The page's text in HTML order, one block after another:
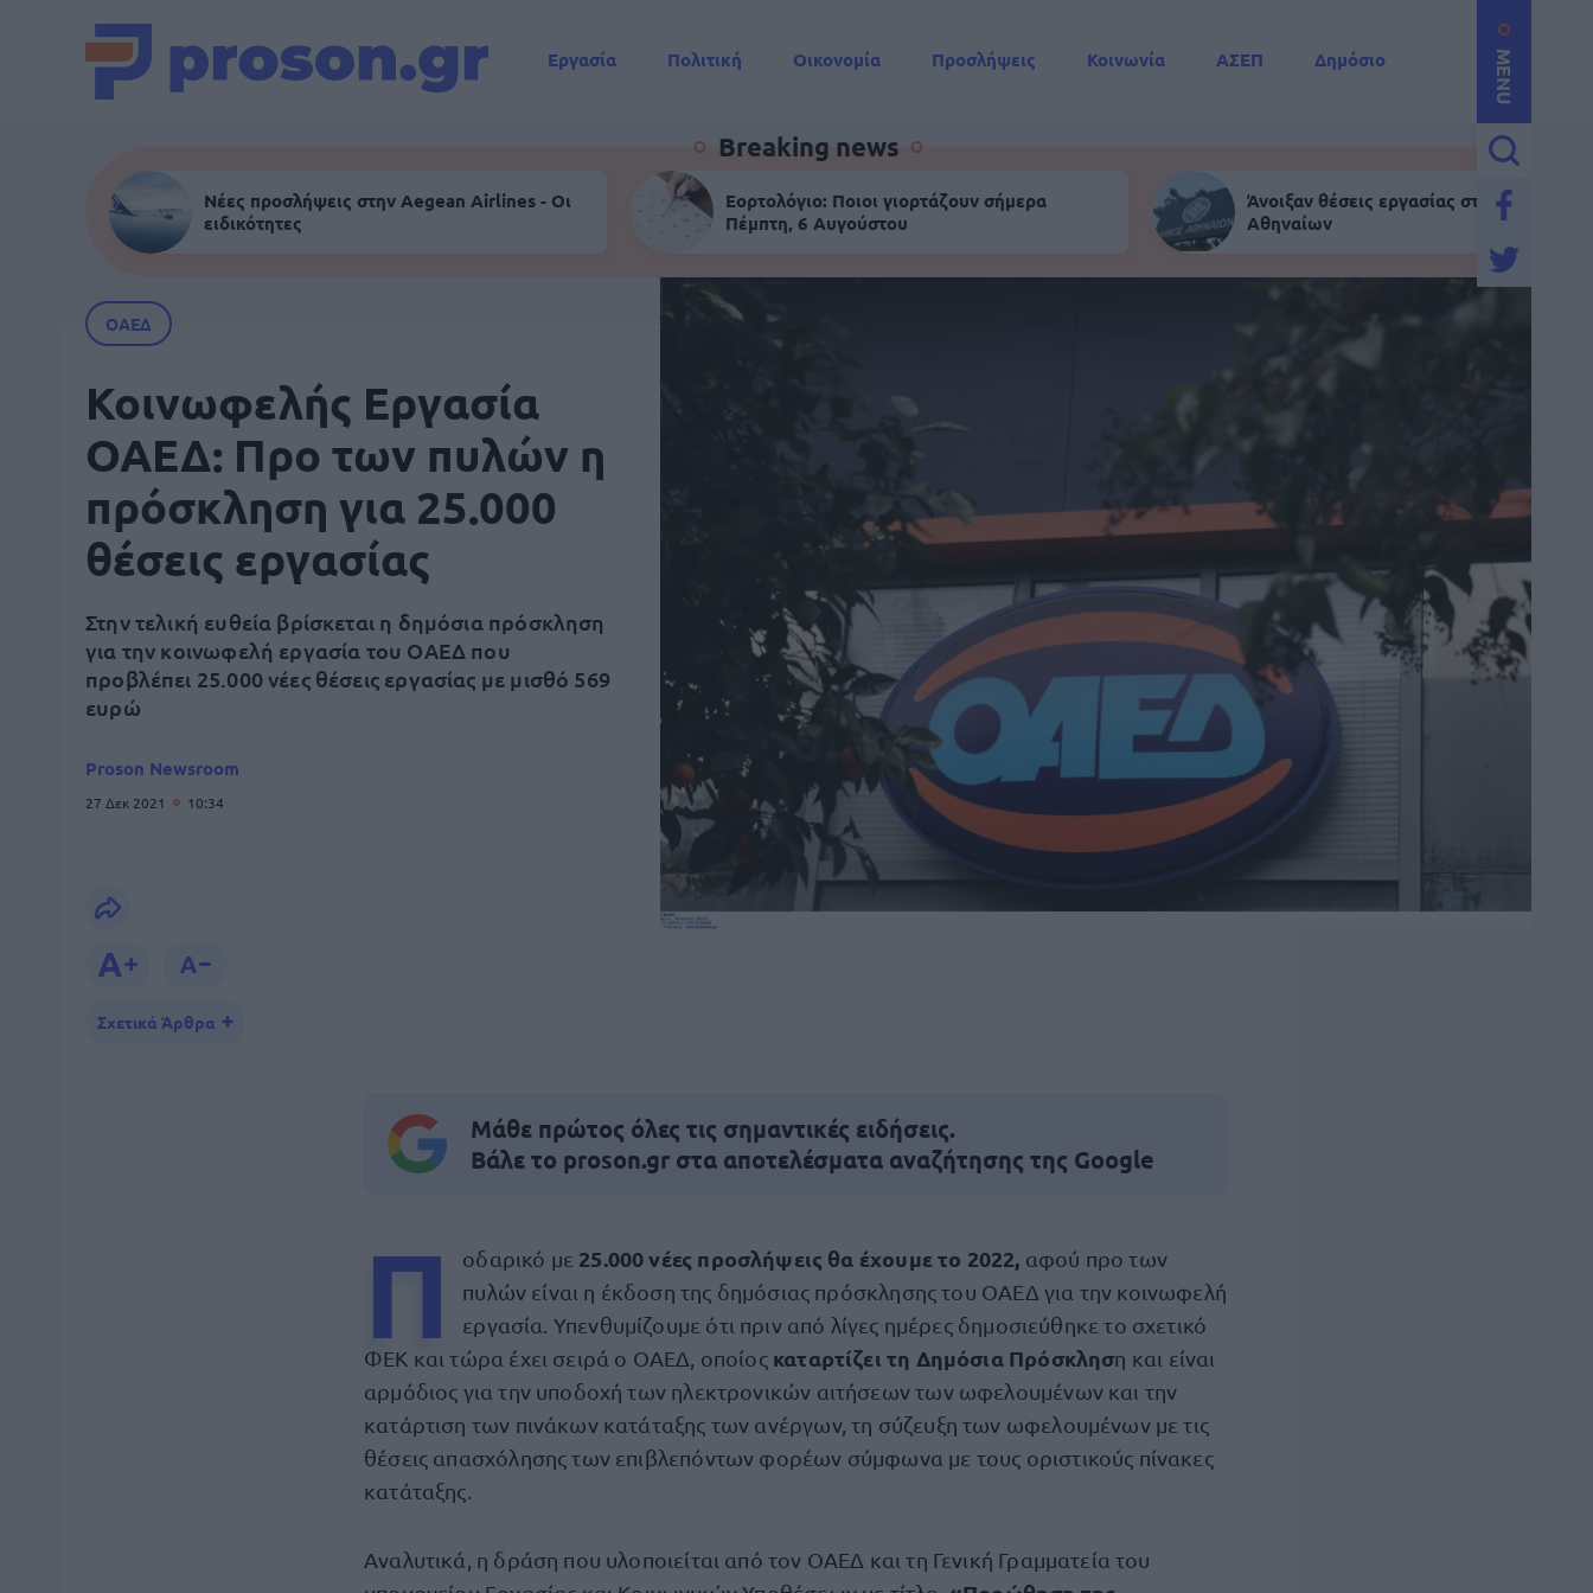
MENU
Εργασία Πολιτική Οικονομία Προσλήψεις Κοινωνία ΑΣΕΠ
Δημόσιο
Breaking news
Νέες προσλήψεις στην Aegean Airlines - Οι
ειδικότητες
Εορτολόγιο: Ποιοι γιορτάζουν σήμερα
Πέμπτη, 6 Αυγούστου
Άνοιξαν θέσεις εργασίας στον Δήμο
Αθηναίων
ΟΑΕΔ
Κοινωφελής Εργασία
ΟΑΕΔ: Προ των πυλών η
πρόσκληση για 25.000
θέσεις εργασίας
Στην τελική ευθεία βρίσκεται η δημόσια πρόσκληση
για την κοινωφελή εργασία του ΟΑΕΔ που
προβλέπει 25.000 νέες θέσεις εργασίας με μισθό 569
ευρώ
Proson Newsroom
27 Δεκ 2021 10:34
Σχετικά Άρθρα
Μάθε πρώτος όλες τις σημαντικές ειδήσεις.
Βάλε το proson.gr στα αποτελέσματα αναζήτησης της Google
Π οδαρικό με 25.000 νέες προσλήψεις θα έχουμε το 2022, αφού προ των
πυλών είναι η έκδοση της δημόσιας πρόσκλησης του ΟΑΕΔ για την κοινωφελή
εργασία. Υπενθυμίζουμε ότι πριν από λίγες ημέρες δημοσιεύθηκε το σχετικό
ΦΕΚ και τώρα έχει σειρά ο ΟΑΕΔ, οποίος καταρτίζει τη Δημόσια Πρόσκληση και είναι
αρμόδιος για την υποδοχή των ηλεκτρονικών αιτήσεων των ωφελουμένων και την
κατάρτιση των πινάκων κατάταξης των ανέργων, τη σύζευξη των ωφελουμένων με τις
θέσεις απασχόλησης των επιβλεπόντων φορέων σύμφωνα με τους οριστικούς πίνακες
κατάταξης.
Αναλυτικά, η δράση που υλοποιείται από τον ΟΑΕΔ και τη Γενική Γραμματεία του